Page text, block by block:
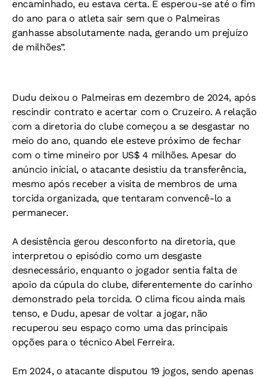
encaminhado, eu estava certa. E esperou-se até o fim
do ano para o atleta sair sem que o Palmeiras
ganhasse absolutamente nada, gerando um prejuízo
de milhões”.
Dudu deixou o Palmeiras em dezembro de 2024, após
rescindir contrato e acertar com o Cruzeiro. A relação
com a diretoria do clube começou a se desgastar no
meio do ano, quando ele esteve próximo de fechar
com o time mineiro por US$ 4 milhões. Apesar do
anúncio inicial, o atacante desistiu da transferência,
mesmo após receber a visita de membros de uma
torcida organizada, que tentaram convencê-lo a
permanecer.
A desistência gerou desconforto na diretoria, que
interpretou o episódio como um desgaste
desnecessário, enquanto o jogador sentia falta de
apoio da cúpula do clube, diferentemente do carinho
demonstrado pela torcida. O clima ficou ainda mais
tenso, e Dudu, apesar de voltar a jogar, não
recuperou seu espaço como uma das principais
opções para o técnico Abel Ferreira.
Em 2024, o atacante disputou 19 jogos, sendo apenas